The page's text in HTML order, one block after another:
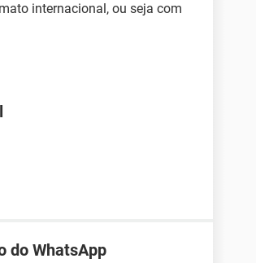
internacional, ou seja com
do WhatsApp